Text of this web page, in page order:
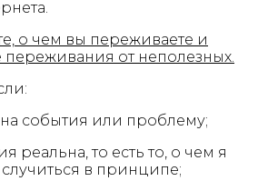
о чем вы переживаете и
переживания от неполезных.
события или проблему;
реальна, то есть то, о чем я
в принципе;